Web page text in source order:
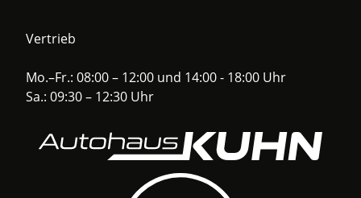
Vertrieb
Mo.–Fr.: 08:00 – 12:00 und 14:00 - 18:00 Uhr
Sa.: 09:30 – 12:30 Uhr